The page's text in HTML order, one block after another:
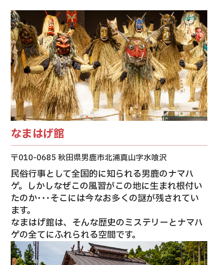
なまはげ館
〒010-0685 秋田県男鹿市北浦真山字水喰沢
民俗行事として全国的に知られる男鹿のナマハ
ゲ。しかしなぜこの風習がこの地に生まれ根付い
たのか･･･そこには今なお多くの謎が残されてい
ます。
なまはげ館は、そんな歴史のミステリーとナマハ
ゲの全てにふれられる空間です。